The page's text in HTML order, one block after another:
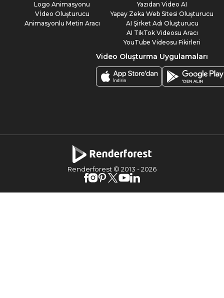
Logo Animasyonu
Vİdeo Oluşturucu
Animasyonlu Metin Aracı
Yazıdan Video AI
Yapay Zeka Web Sitesi Oluşturucu
AI Şirket Adı Oluşturucu
AI TikTok Videosu Aracı
YouTube Videosu Fikirleri
Video Oluşturma Uygulamaları
Renderforest © 2013 -2026